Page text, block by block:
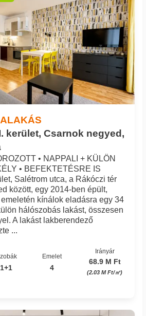
kerület, Csarnok negyed,
• NAPPALI + KÜLÖN
• BEFEKTETÉSRE IS
Salétrom utca, a Rákóczi tér
között, egy 2014-ben épült,
emeletén kínálok eladásra egy 34
hálószobás lakást, összesen
A lakást lakberendező
...
1+1
Emelet
4
Irányár
68.9 M Ft
(2.03 M Ft/㎡)